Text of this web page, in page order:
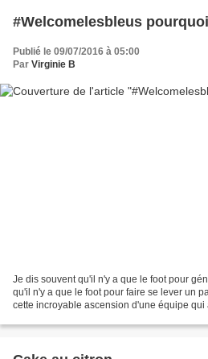
#Welcomelesbleus
Publié le 09/07/2016 à 05:00
Par Virginie B
Je dis souvent qu'il n'y a que le foot pour
qu'il n'y a que le foot pour faire se lever un
cette incroyable ascension d'une équipe qui